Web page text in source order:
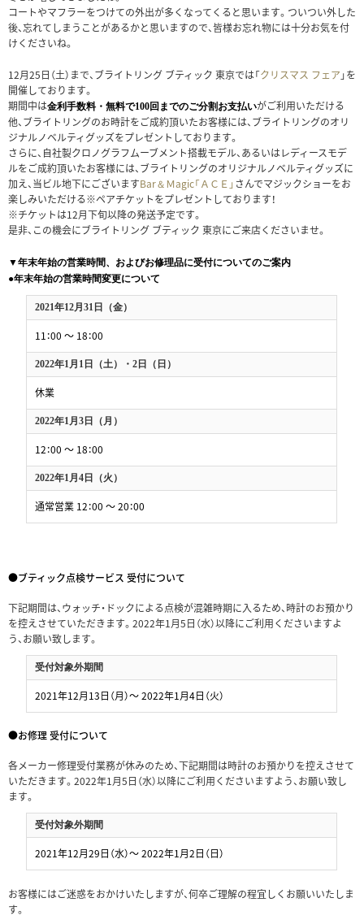
コートやマフラーをつけての外出が多くなってくると思います。ついつい外した
後、忘れてしまうことがあるかと思いますので、皆様お忘れ物には十分お気を付
けくださいね。
12月25日（土）まで、ブライトリング ブティック 東京では「クリスマス フェア 」を
開催しております。
期間中は金利手数料・無料で100回までのご分割お支払いがご利用いただける
他、ブライトリングのお時計をご成約頂いたお客様には、ブライトリングのオリ
ジナルノベルティグッズをプレゼントしております。
さらに、自社製クロノグラフムーブメント搭載モデル、あるいはレディースモデ
ルをご成約頂いたお客様には、ブライトリングのオリジナルノベルティグッズに
加え、当ビル地下にございますBar＆Ｍagic「ＡＣＥ」 さんでマジックショーをお
楽しみいただける※ペアチケットをプレゼントしております！
※チケットは12月下旬以降の発送予定です。
是非、この機会にブライトリング ブティック 東京にご来店くださいませ。
▼年末年始の営業時間、およびお修理品に受付についてのご案内
●年末年始の営業時間変更について
2021年12月31日（金）
11：00 ～ 18：00
2022年1月1日（土）・2日（日）
休業
2022年1月3日（月）
12：00 ～ 18：00
2022年1月4日（火）
通常営業 12：00 ～ 20：00
●ブティック点検サービス 受付について
下記期間は、ウォッチ・ドックによる点検が混雑時期に入るため、時計のお預かり
を控えさせていただきます。2022年1月5日（水）以降にご利用くださいますよ
う、お願い致します。
受付対象外期間
2021年12月13日（月）～ 2022年1月4日（火）
●お修理 受付について
各メーカー修理受付業務が休みのため、下記期間は時計のお預かりを控えさせて
いただきます。2022年1月5日（水）以降にご利用くださいますよう、お願い致し
ます。
受付対象外期間
2021年12月29日（水）～ 2022年1月2日（日）
お客様にはご迷惑をおかけいたしますが、何卒ご理解の程宜しくお願いいたしま
す。